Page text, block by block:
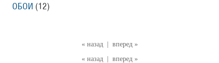
« назад
вперед »
« назад
вперед »
ОБОИ (12)